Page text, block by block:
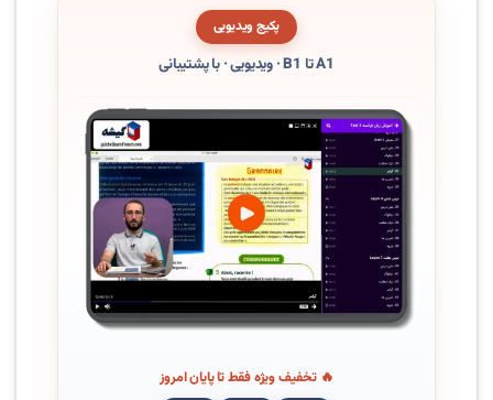
پکیج ویدیویی
A1 تا B1 · ویدیویی · با پشتیبانی
🔥 تخفیف ویژه فقط تا پایان امروز